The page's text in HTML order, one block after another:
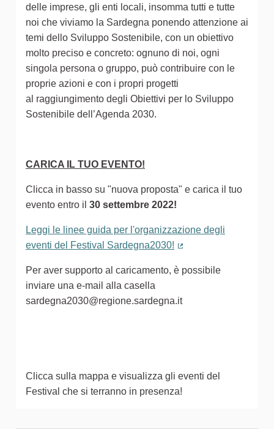
delle imprese, gli enti locali, insomma tutti e tutte
noi che viviamo la Sardegna ponendo attenzione ai
temi dello Sviluppo Sostenibile, con un obiettivo
molto preciso e concreto: ognuno di noi, ogni
singola persona o gruppo, può contribuire con le
proprie azioni e con i propri progetti
al raggiungimento degli Obiettivi per lo Sviluppo
Sostenibile dell’Agenda 2030.
CARICA IL TUO EVENTO!
Clicca in basso su "nuova proposta" e carica il tuo
evento entro il 30 settembre 2022!
Leggi le linee guida per l'organizzazione degli
eventi del Festival Sardegna2030!
Per aver supporto al caricamento, è possibile
inviare una e-mail alla casella
sardegna2030@regione.sardegna.it
Clicca sulla mappa e visualizza gli eventi del
Festival che si terranno in presenza!